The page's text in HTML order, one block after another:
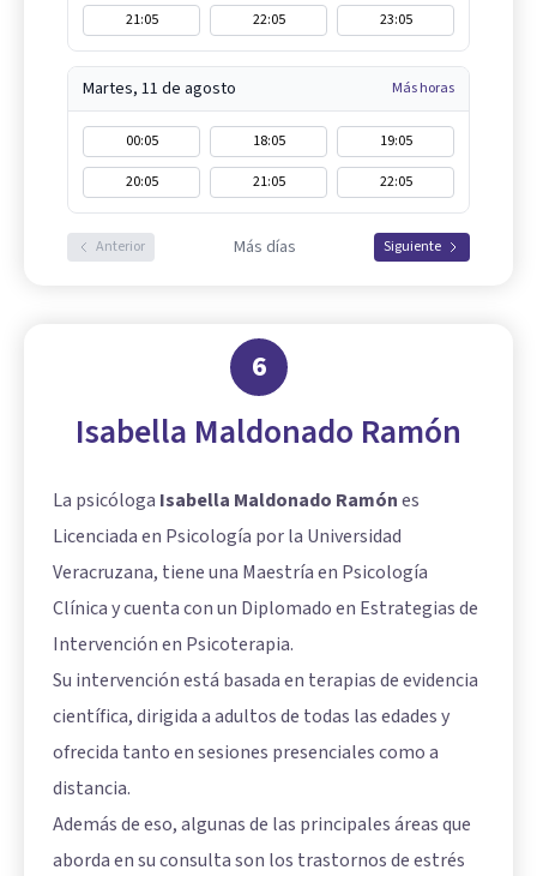
21:05
22:05 23:05
Martes, 11 de agosto Más horas
00:05 18:05
19:05
20:05
21:05 22:05
Anterior Más días Siguiente
6
Isabella Maldonado Ramón
La psicóloga Isabella Maldonado Ramónes
Licenciada en Psicología por la Universidad
Veracruzana, tiene una Maestría en Psicología
Clínica y cuenta con un Diplomado en Estrategias de
Intervención en Psicoterapia.
Su intervención está basada en terapias de evidencia
científica, dirigida a adultos de todas las edades y
ofrecida tanto en sesiones presenciales como a
distancia.
Además de eso, algunas de las principales áreas que
aborda en su consulta son los trastornos de estrés